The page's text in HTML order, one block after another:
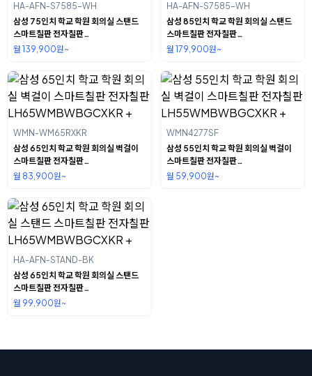
HA-AFN-S7585-WH
삼성 75인치 학교 학원 회의실 스탠드
스마트칠판 전자칠판
LH75WMBWLGCXKR +
월 139,900원~
HA-AFN-S7585-WH
삼성 85인치 학교 학원 회의실 스탠드
스마트칠판 전자칠판
LH85WMBWLGCXKR +
월 179,900원~
WMN-WM65RXKR
삼성 65인치 학교 학원 회의실 벽걸이
스마트칠판 전자칠판
LH65WMBWBGCXKR +
월 83,900원~
WMN4277SF
삼성 55인치 학교 학원 회의실 벽걸이
스마트칠판 전자칠판
LH55WMBWBGCXKR +
월 59,900원~
HA-AFN-STAND-BK
삼성 65인치 학교 학원 회의실 스탠드
스마트칠판 전자칠판
LH65WMBWBGCXKR +
월 99,900원~